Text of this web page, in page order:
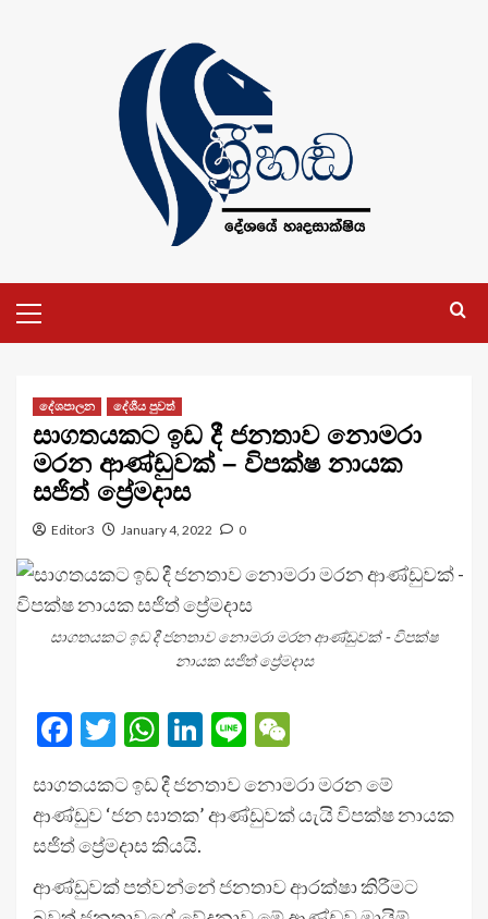
Menu
දේශපාලන දේශීය පුවත්
සාගතයකට ඉඩ දී ජනතාව නොමරා
මරන ආණ්ඩුවක් – විපක්ෂ නායක
සජිත් ප්‍රේමදාස
Editor3 January 4, 2022 0
සාගතයකට ඉඩ දී ජනතාව නොමරා මරන ආණ්ඩුවක් - විපක්ෂ
නායක සජිත් ප්‍රේමදාස
Facebook
Twitter
WhatsApp
LinkedIn
Line
සාගතයකට ඉඩ දී ජනතාව නොමරා මරන මේ
ආණ්ඩුව ‘ජන ඝාතක’ ආණ්ඩුවක් යැයි විපක්ෂ නායක
සජිත් ප්‍රේමදාස කියයි.
ආණ්ඩුවක් පත්වන්නේ ජනතාව ආරක්ෂා කිරීමට